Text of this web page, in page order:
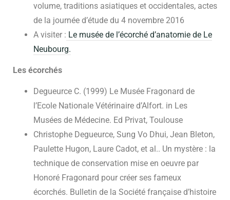
volume, traditions asiatiques et occidentales, actes
de la journée d’étude du 4 novembre 2016
A visiter : Le musée de l’écorché d’anatomie de Le
Neubourg.
Les écorchés
Degueurce C. (1999) Le Musée Fragonard de
l’Ecole Nationale Vétérinaire d’Alfort. in Les
Musées de Médecine. Ed Privat, Toulouse
Christophe Degueurce, Sung Vo Dhui, Jean Bleton,
Paulette Hugon, Laure Cadot, et al.. Un mystère : la
technique de conservation mise en oeuvre par
Honoré Fragonard pour créer ses fameux
écorchés. Bulletin de la Société française d’histoire